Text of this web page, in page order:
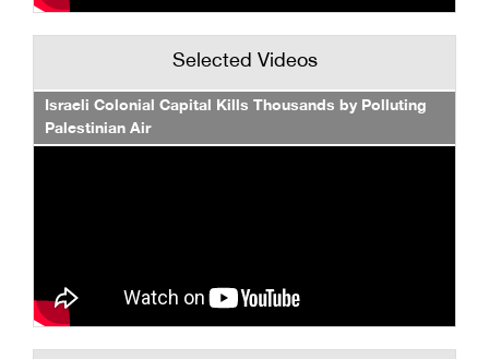
Selected Videos
Israeli Colonial Capital Kills Thousands by Polluting
Palestinian Air